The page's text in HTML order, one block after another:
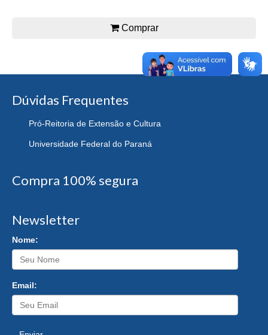
Comprar
Dúvidas Frequentes
Pró-Reitoria de Extensão e Cultura
Universidade Federal do Paraná
Compra 100% segura
Newsletter
Nome:
Email: